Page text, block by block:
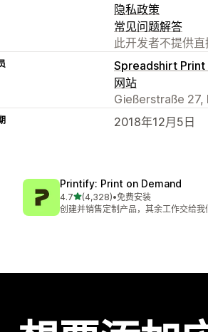
隐私政策
常见问题解答
此开发者不提供直
Spreadshirt Print
网站
Gießerstraße 27,
2018年12月5日
Printify: Print on Demand
4.7星（满分 5 星）
(4,328)
总共 4328 条评论
•免费安装
创建并销售定制产品，其余工作交给我